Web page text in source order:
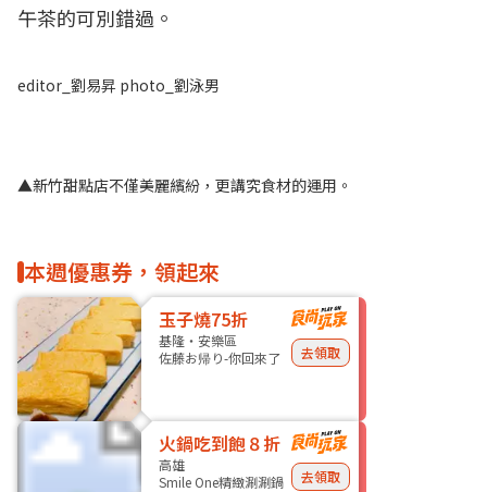
午茶的可別錯過。
editor_劉易昇 photo_劉泳男
▲新竹甜點店不僅美麗繽紛，更講究食材的運用。
本週優惠券，領起來
玉子燒75折
基隆・安樂區
佐藤お帰り-你回來了
去領取
火鍋吃到飽８折
高雄
Smile One精緻涮涮鍋
去領取